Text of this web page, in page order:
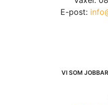
E-post:
VI SOM